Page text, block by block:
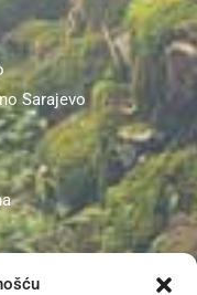
Sarajevo